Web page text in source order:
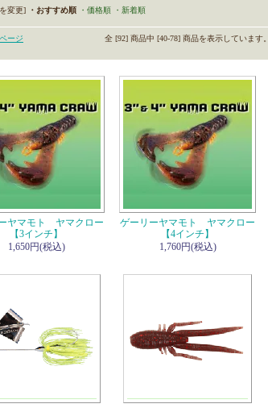
変更] ・おすすめ順 ・価格順 ・新着順
ージ 全 [92] 商品中 [40-78] 商品を表示しています。
ヤマモト ヤマクロー
【3インチ】
1,650円(税込)
ゲーリーヤマモト ヤマクロー
【4インチ】
1,760円(税込)